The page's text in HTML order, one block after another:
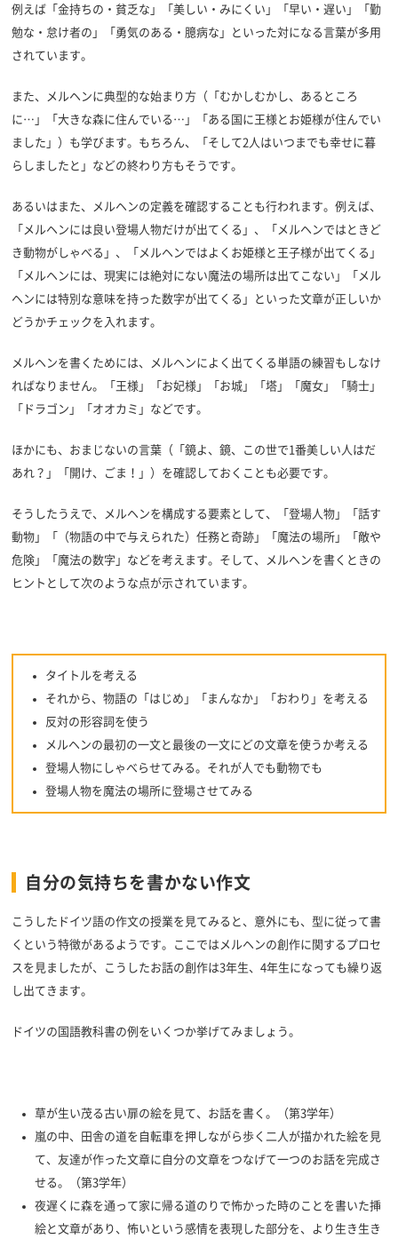
例えば「金持ちの・貧乏な」「美しい・みにくい」「早い・遅い」「勤
勉な・怠け者の」「勇気のある・臆病な」といった対になる言葉が多用
されています。
また、メルヘンに典型的な始まり方（「むかしむかし、あるところ
に…」「大きな森に住んでいる…」「ある国に王様とお姫様が住んでい
ました」）も学びます。もちろん、「そして2人はいつまでも幸せに暮
らしましたと」などの終わり方もそうです。
あるいはまた、メルヘンの定義を確認することも行われます。例えば、
「メルヘンには良い登場人物だけが出てくる」、「メルヘンではときど
き動物がしゃべる」、「メルヘンではよくお姫様と王子様が出てくる」
「メルヘンには、現実には絶対にない魔法の場所は出てこない」「メル
ヘンには特別な意味を持った数字が出てくる」といった文章が正しいか
どうかチェックを入れます。
メルヘンを書くためには、メルヘンによく出てくる単語の練習もしなけ
ればなりません。「王様」「お妃様」「お城」「塔」「魔女」「騎士」
「ドラゴン」「オオカミ」などです。
ほかにも、おまじないの言葉（「鏡よ、鏡、この世で1番美しい人はだ
あれ？」「開け、ごま！」）を確認しておくことも必要です。
そうしたうえで、メルヘンを構成する要素として、「登場人物」「話す
動物」「（物語の中で与えられた）任務と奇跡」「魔法の場所」「敵や
危険」「魔法の数字」などを考えます。そして、メルヘンを書くときの
ヒントとして次のような点が示されています。
タイトルを考える
それから、物語の「はじめ」「まんなか」「おわり」を考える
反対の形容詞を使う
メルヘンの最初の一文と最後の一文にどの文章を使うか考える
登場人物にしゃべらせてみる。それが人でも動物でも
登場人物を魔法の場所に登場させてみる
自分の気持ちを書かない作文
こうしたドイツ語の作文の授業を見てみると、意外にも、型に従って書
くという特徴があるようです。ここではメルヘンの創作に関するプロセ
スを見ましたが、こうしたお話の創作は3年生、4年生になっても繰り返
し出てきます。
ドイツの国語教科書の例をいくつか挙げてみましょう。
草が生い茂る古い扉の絵を見て、お話を書く。（第3学年）
嵐の中、田舎の道を自転車を押しながら歩く二人が描かれた絵を見
て、友達が作った文章に自分の文章をつなげて一つのお話を完成さ
せる。（第3学年）
夜遅くに森を通って家に帰る道のりで怖かった時のことを書いた挿
絵と文章があり、怖いという感情を表現した部分を、より生き生き